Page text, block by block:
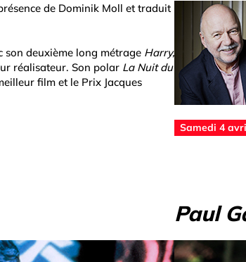
de Dominik Moll et traduit
son deuxième long métrage Harry,
réalisateur. Son polar La Nuit du
film et le Prix Jacques
Samedi 4
Paul